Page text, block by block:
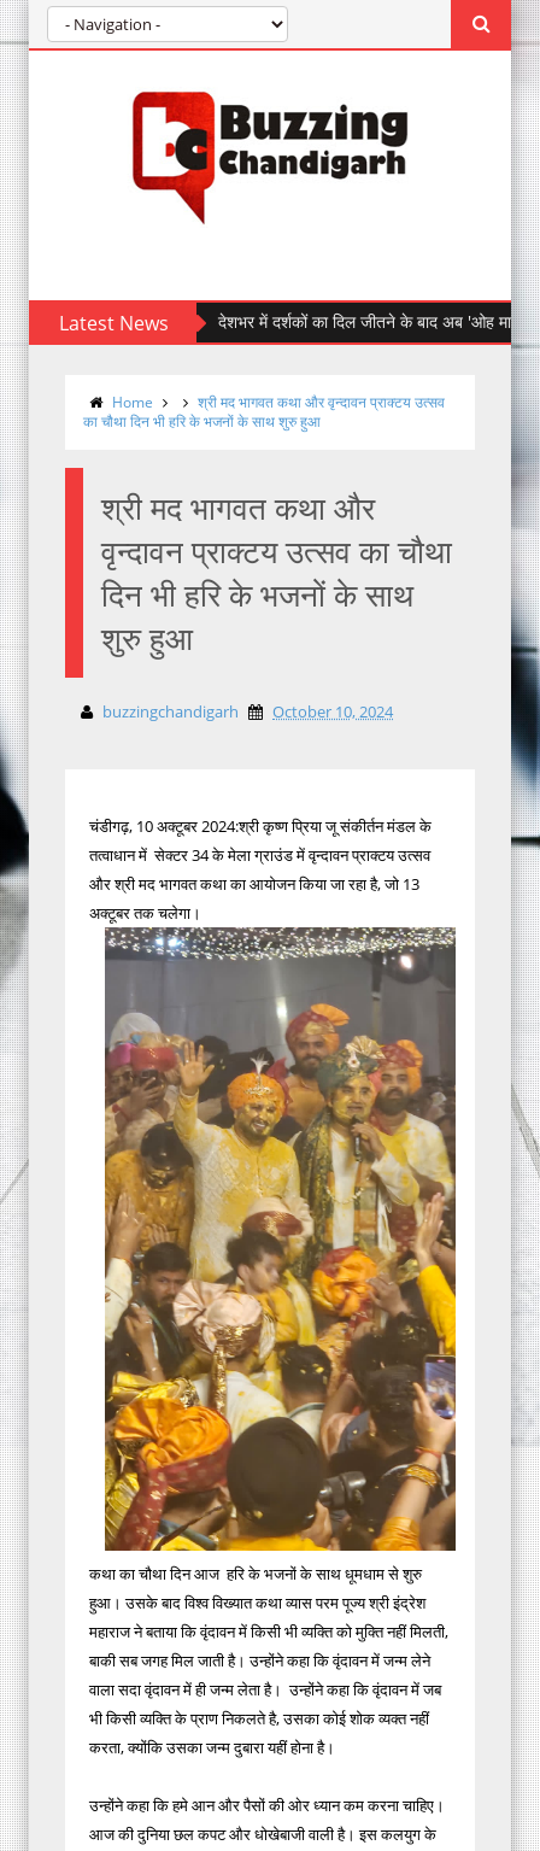
Latest Newsदेशभर में दर्शकों का दिल जीतने के बाद अब 'ओह माय डॉग' पहुँची
Home
श्री मद भागवत कथा और वृन्दावन प्राक्टय उत्सव
का चौथा दिन भी हरि के भजनों के साथ शुरु हुआ
श्री मद भागवत कथा और
वृन्दावन प्राक्टय उत्सव का चौथा
दिन भी हरि के भजनों के साथ
शुरु हुआ
buzzingchandigarh October 10, 2024
चंडीगढ़, 10 अक्टूबर 2024:श्री कृष्ण प्रिया जू संकीर्तन मंडल के
तत्वाधान में सेक्टर 34 के मेला ग्राउंड में वृन्दावन प्राक्टय उत्सव
और श्री मद भागवत कथा का आयोजन किया जा रहा है, जो 13
अक्टूबर तक चलेगा।
कथा का चौथा दिन आज हरि के भजनों के साथ धूमधाम से शुरु
हुआ। उसके बाद विश्व विख्यात कथा व्यास परम पूज्य श्री इंद्रेश
महाराज ने बताया कि वृंदावन में किसी भी व्यक्ति को मुक्ति नहीं मिलती,
बाकी सब जगह मिल जाती है। उन्होंने कहा कि वृंदावन में जन्म लेने
वाला सदा वृंदावन में ही जन्म लेता है। उन्होंने कहा कि वृंदावन में जब
भी किसी व्यक्ति के प्राण निकलते है, उसका कोई शोक व्यक्त नहीं
करता, क्योंकि उसका जन्म दुबारा यहीं होना है।
उन्होंने कहा कि हमे आन और पैसों की ओर ध्यान कम करना चाहिए।
आज की दुनिया छल कपट और धोखेबाजी वाली है। इस कलयुग के